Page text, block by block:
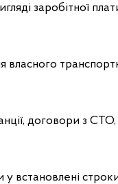
заробітної
власного
договори з
встановлені